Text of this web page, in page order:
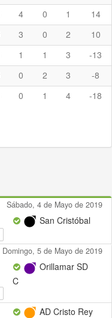
4 0 1
14
3 0 2
10
1 1 3
-13
0 2 3
-8
0 1 4 -18
Sábado, 4 de Mayo de 2019
San Cristóbal
Domingo, 5 de Mayo de 2019
Orillamar SD
C
AD Cristo Rey